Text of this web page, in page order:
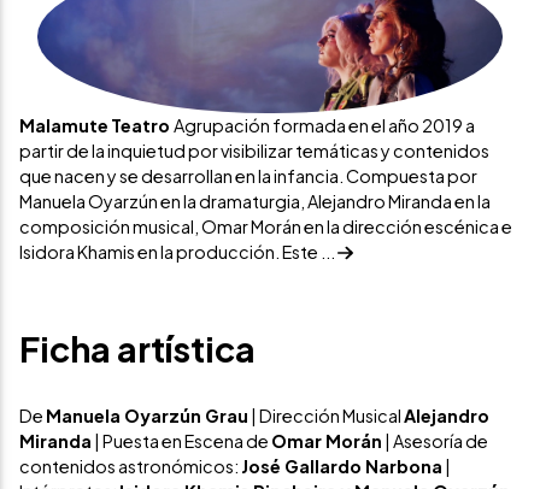
Malamute Teatro Agrupación formada en el año 2019 a
partir de la inquietud por visibilizar temáticas y contenidos
que nacen y se desarrollan en la infancia. Compuesta por
Manuela Oyarzún en la dramaturgia, Alejandro Miranda en la
composición musical, Omar Morán en la dirección escénica e
Isidora Khamis en la producción. Este ...
Ficha artística
De Manuela Oyarzún Grau | Dirección MusicalAlejandro
Miranda | Puesta en Escena de Omar Morán | Asesoría de
contenidos astronómicos: José Gallardo Narbona